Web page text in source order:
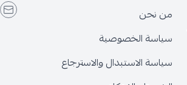
من نحن
سياسة الخصوصية
سياسة الاستبدال والاسترجاع